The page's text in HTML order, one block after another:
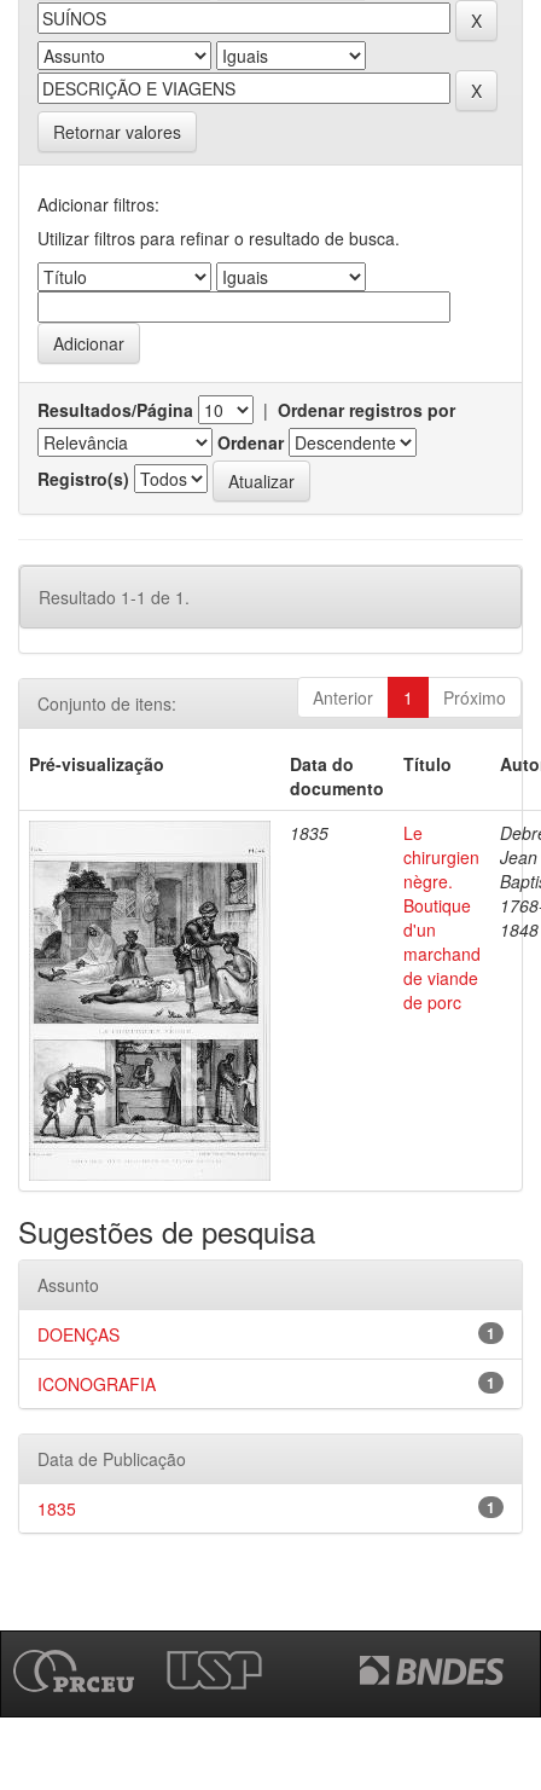
Retornar valores
Adicionar filtros:
Utilizar filtros para refinar o resultado de busca.
Resultados/Página | Ordenar registros por
Ordenar
Registro(s)
Resultado 1-1 de 1.
Anterior 1 Próximo
Conjunto de itens:
Pré-visualização
Data do
documento
Título
1835
Le
chirurgien
nègre.
Boutique
d'un
marchand
de viande
de porc
Jean
1848
Sugestões de pesquisa
Assunto
1
DOENÇAS
1
ICONOGRAFIA
Data de Publicação
1
1835